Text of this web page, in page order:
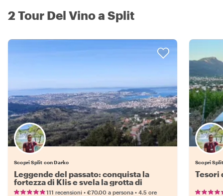
2 Tour Del Vino a Split
Scopri Split con Darko
Leggende del passato: conquista la
fortezza di Klis e svela la grotta di
Vranjaca111 recensioni • €70.00 a persona • 4.5 ore
Scopri
Tesori